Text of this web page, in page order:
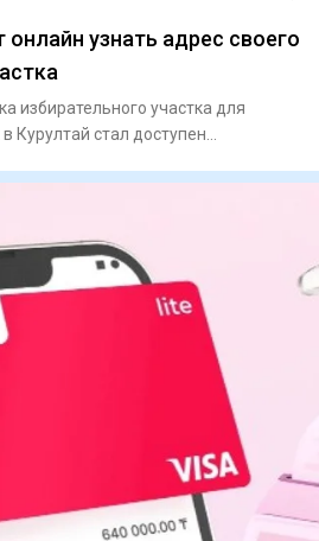
узнать адрес своего
избирательного участка для
Курултай стал доступен